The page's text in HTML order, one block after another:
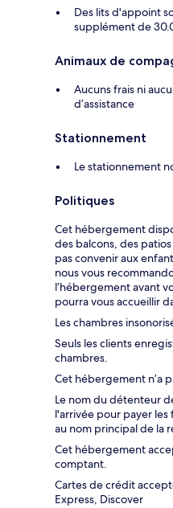
Des lits d'appoint
supplément de
Animaux de
Aucuns frais ni
d’assistance
Stationnement
Le stationnement
Politiques
Cet hébergement
des balcons, des
pas convenir aux
nous vous
l’hébergement avant
pourra vous accueillir
Les chambres
Seuls les clients
chambres.
Cet hébergement n’a
Le nom du détenteur
l'arrivée pour payer
au nom principal de la
Cet hébergement
comptant.
Cartes de crédit
Express, Discover